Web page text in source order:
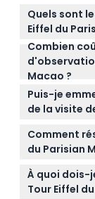
Quels sont
Eiffel du
La Tour
jours de
22h15 (sous
confirmer
Combien
Macao ?
Les billets
98 MOP par
Les enfants
gratuitement
Puis-je
de la visite
Oui, les
Comment
du Parisian
Vous
directement
À quoi dois-
Tour Eiffel